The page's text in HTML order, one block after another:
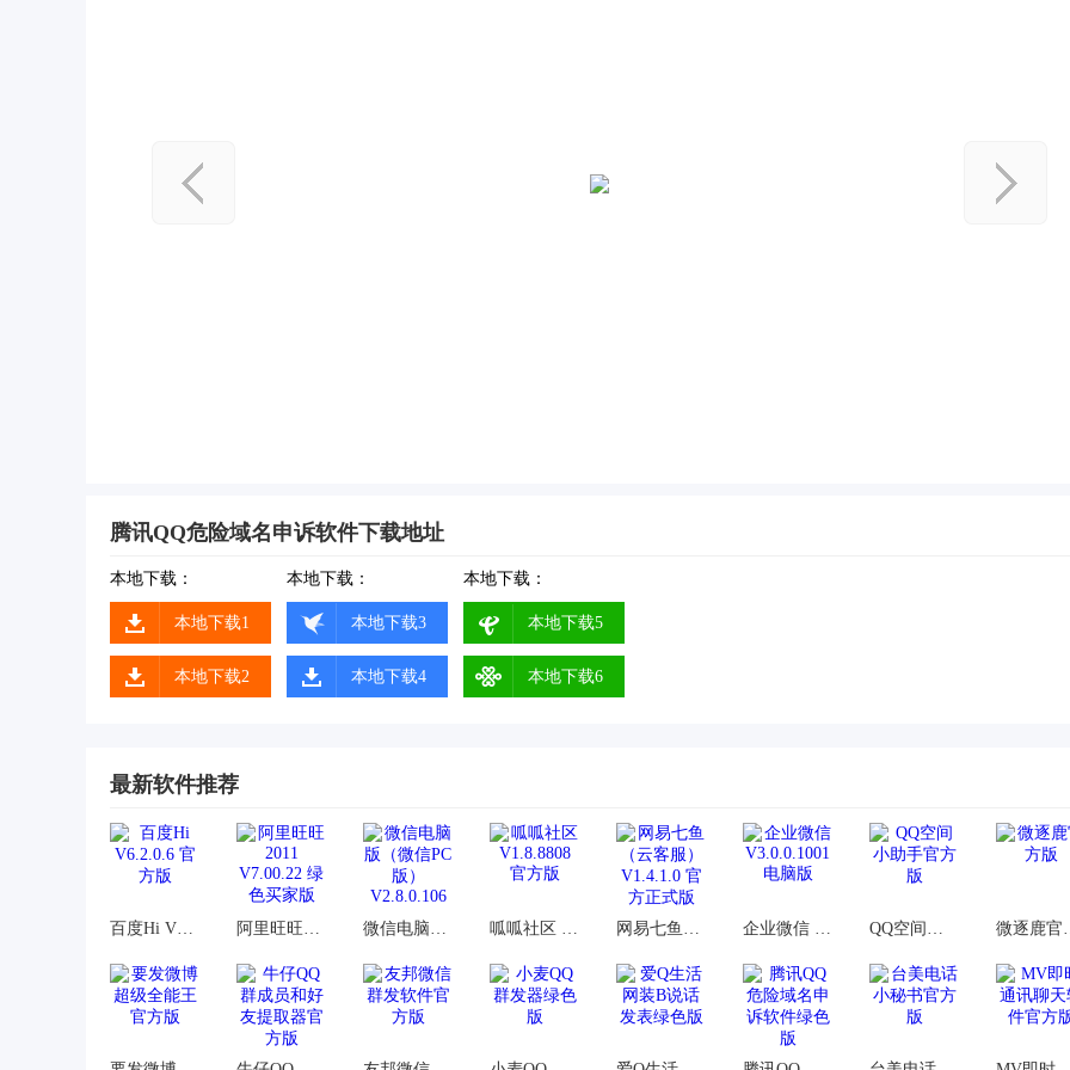
腾讯QQ危险域名申诉软件下载地址
本地下载：
本地下载1
本地下载2
本地下载：
本地下载3
本地下载4
本地下载：
本地下载5
本地下载6
最新软件推荐
百度Hi V6.2.0.6 官方版 阿里旺旺2011 V7.00.22 绿色买家版 微信电脑版（微信PC版）V2.8.0.106 呱呱社区 V1.8.8808 官方版 网易七鱼（云客服）V1.4.1.0 官方正式版 企业微信 V3.0.0.1001 电脑版 QQ空间小助手官方版 微